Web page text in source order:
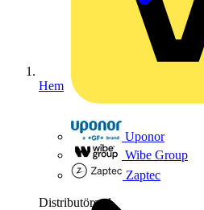
Uponor
Wibe Group
Zaptec
Distributörer 1
Hem